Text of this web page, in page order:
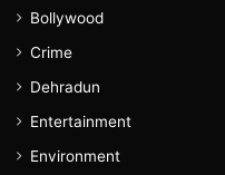
Bollywood
Crime
Dehradun
Entertainment
Environment